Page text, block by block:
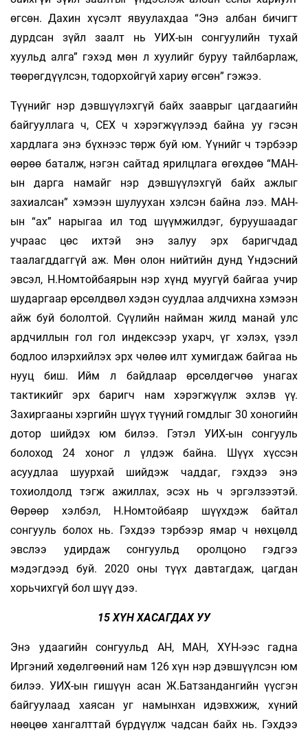
өгсөн. Дахин хүсэлт явуулахдаа “Энэ албан бичигт
дурдсан зүйл заалт нь УИХ-ын сонгуулийн тухай
хуульд алга” гэхэд мөн л хуулийг буруу тайлбарлаж,
төөрөгдүүлсэн, тодорхойгүй хариу өгсөн” гэжээ.
Түүнийг нэр дэвшүүлэхгүй байх зааврыг цагдаагийн
байгууллага ч, СЕХ ч хэрэгжүүлээд байна уу гэсэн
хардлага энэ бүхнээс төрж буй юм. Үүнийг ч тэрбээр
өөрөө баталж, нэгэн сайтад ярилцлага өгөхдөө “МАН-
ын дарга намайг нэр дэвшүүлэхгүй байх ажлыг
захиалсан” хэмээн шулуухан хэлсэн байна лээ. МАН-
ын “ах” нарыгаа ил тод шүүмжилдэг, буруушаадаг
учраас цөс ихтэй энэ залуу эрх баригчдад
таалагддаггүй аж. Мөн олон нийтийн дунд Үндэсний
эвсэл, Н.Номтойбаярын нэр хүнд муугүй байгаа учир
шударгаар өрсөлдвөл хэдэн суудлаа алдчихна хэмээн
айж буй бололтой. Сүүлийн найман жилд манай улс
ардчиллын гол гол индексээр ухарч, үг хэлэх, үзэл
бодлоо илэрхийлэх эрх чөлөө илт хумигдаж байгаа нь
нууц биш. Ийм л байдлаар өрсөлдөгчөө унагах
тактикийг эрх баригч нам хэрэгжүүлж эхлэв үү.
Захиргааны хэргийн шүүх түүний гомдлыг 30 хоногийн
дотор шийдэх юм билээ. Гэтэл УИХ-ын сонгууль
болоход 24 хоног л үлдэж байна. Шүүх хүссэн
асуудлаа шуурхай шийдэж чаддаг, гэхдээ энэ
тохиолдолд тэгж ажиллах, эсэх нь ч эргэлзээтэй.
Өөрөөр хэлбэл, Н.Номтойбаяр шүүхдэж байтал
сонгууль болох нь. Гэхдээ тэрбээр ямар ч нөхцөлд
эвслээ удирдаж сонгуульд оролцоно гэдгээ
мэдэгдээд буй. 2020 оны түүх давтагдаж, цагдан
хорьчихгүй бол шүү дээ.
15 ХҮН ХАСАГДАХ УУ
Энэ удаагийн сонгуульд АН, МАН, ХҮН-ээс гадна
Иргэний хөдөлгөөний нам 126 хүн нэр дэвшүүлсэн юм
билээ. УИХ-ын гишүүн асан Ж.Батзандангийн үүсгэн
байгуулаад хаясан уг намынхан идэвхжиж, хүний
нөөцөө хангалттай бүрдүүлж чадсан байх нь. Гэхдээ